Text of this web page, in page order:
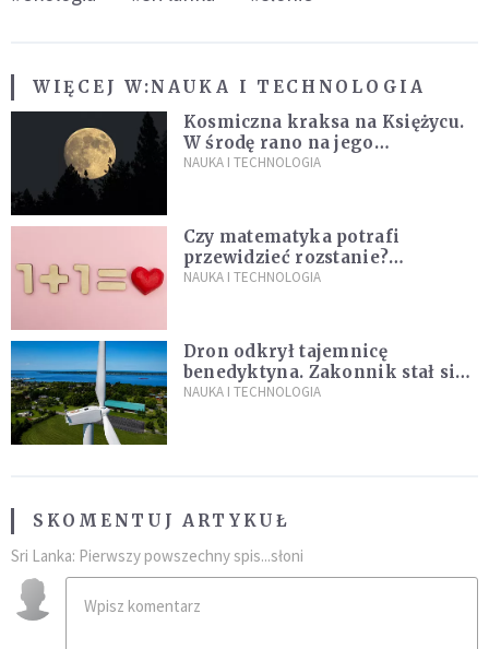
WIĘCEJ W:NAUKA I TECHNOLOGIA
Kosmiczna kraksa na Księżycu.
W środę rano na jego
powierzchni dojdzie do
NAUKA I TECHNOLOGIA
Czy matematyka potrafi
przewidzieć rozstanie?
Naukowcy stworzyli model
NAUKA I TECHNOLOGIA
Dron odkrył tajemnicę
benedyktyna. Zakonnik stał się
sławny
NAUKA I TECHNOLOGIA
SKOMENTUJ ARTYKUŁ
Sri Lanka: Pierwszy powszechny spis...słoni